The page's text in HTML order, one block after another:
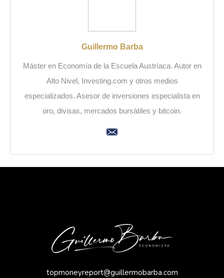
Guillermo Barba
Máster en Economía de la Escuela Austríaca. Autor en
Alto Nivel, Investing.com y otros medios
especializados. Asesor de inversiones especialista en
oro, divisas, mercados bursátiles y bitcoin.
topmoneyreport@guillermobarba.com